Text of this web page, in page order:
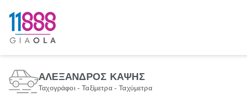
ΑΛΕΞΑΝΔΡΟΣ ΚΑΨΗΣ
Ταχογράφοι - Ταξίμετρα - Ταχύμετρα